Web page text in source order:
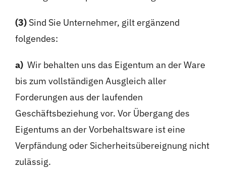
(3)Sind Sie Unternehmer, gilt ergänzend
folgendes:
a) Wir behalten uns das Eigentum an der Ware
bis zum vollständigen Ausgleich aller
Forderungen aus der laufenden
Geschäftsbeziehung vor. Vor Übergang des
Eigentums an der Vorbehaltsware ist eine
Verpfändung oder Sicherheitsübereignung nicht
zulässig.